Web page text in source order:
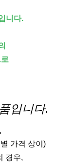
니다.
입니다.
가격 상이)
경우,